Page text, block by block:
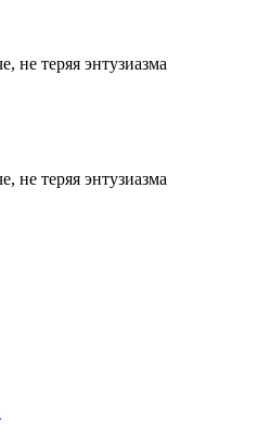
не теряя энтузиазма
не теряя энтузиазма